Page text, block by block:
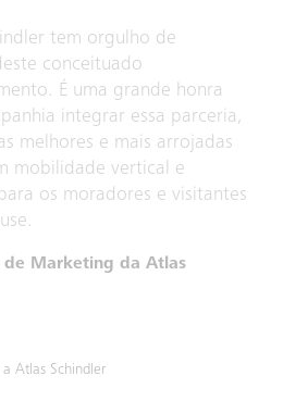
tem orgulho de
conceituado
É uma grande honra
integrar essa parceria,
melhores e mais arrojadas
mobilidade vertical e
os moradores e visitantes
de Marketing da Atlas
a Atlas Schindler